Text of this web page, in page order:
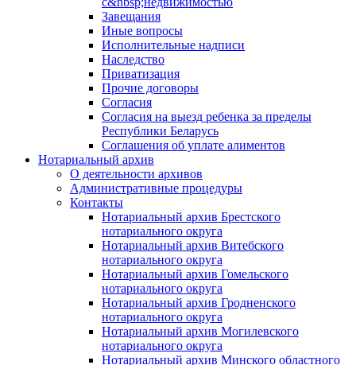
Завещания
Иные вопросы
Исполнительные надписи
Наследство
Приватизация
Прочие договоры
Согласия
Согласия на выезд ребенка за пределы
Республики Беларусь
Соглашения об уплате алиментов
Нотариальный архив
О деятельности архивов
Административные процедуры
Контакты
Нотариальный архив Брестского
нотариального округа
Нотариальный архив Витебского
нотариального округа
Нотариальный архив Гомельского
нотариального округа
Нотариальный архив Гродненского
нотариального округа
Нотариальный архив Могилевского
нотариального округа
Нотариальный архив Минского областного